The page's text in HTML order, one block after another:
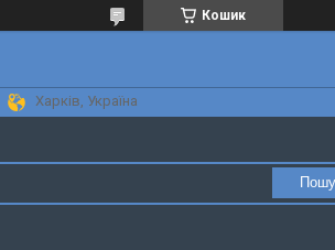
Кошик
Харків, Україна